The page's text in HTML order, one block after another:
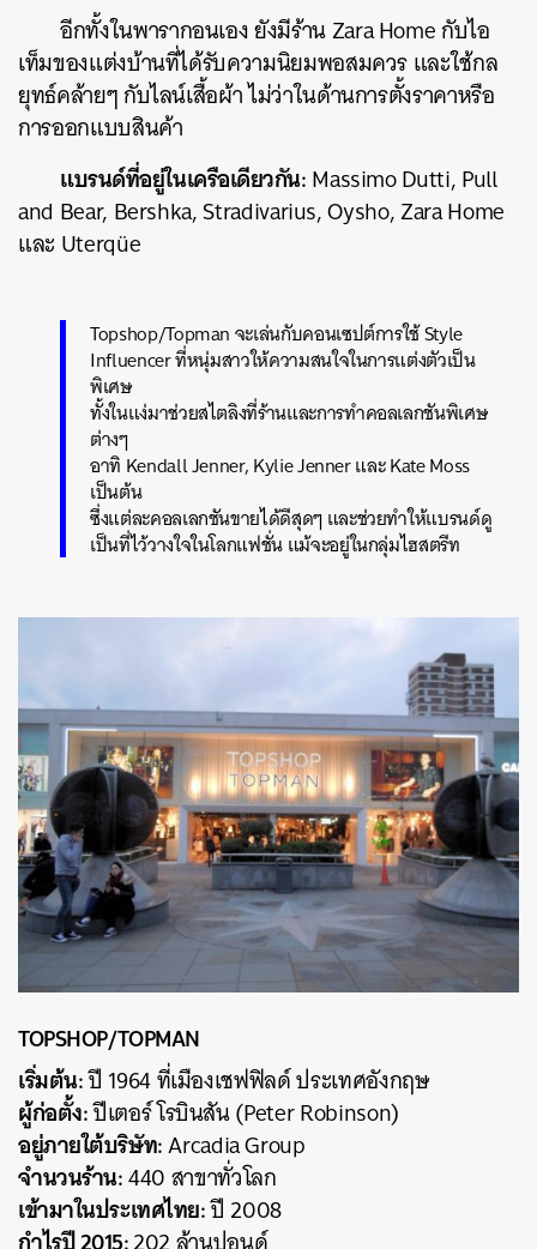
อีกทั้งในพารากอนเอง ยังมีร้าน Zara Home กับไอ
เท็มของแต่งบ้านที่ได้รับความนิยมพอสมควร และใช้กล
ยุทธ์คล้ายๆ กับไลน์เสื้อผ้า ไม่ว่าในด้านการตั้งราคาหรือ
การออกแบบสินค้า
แบรนด์ที่อยู่ในเครือเดียวกัน:Massimo Dutti, Pull
and Bear, Bershka, Stradivarius, Oysho, Zara Home
และ Uterqüe
Topshop/Topman จะเล่นกับคอนเซปต์การใช้ Style
Influencer ที่หนุ่มสาวให้ความสนใจในการแต่งตัวเป็น
พิเศษ
ทั้งในแง่มาช่วยสไตลิงที่ร้านและการทำคอลเลกชันพิเศษ
ต่างๆ
อาทิ Kendall Jenner, Kylie Jenner และ Kate Moss
เป็นต้น
ซึ่งแต่ละคอลเลกชันขายได้ดีสุดๆ และช่วยทำให้แบรนด์ดู
เป็นที่ไว้วางใจในโลกแฟชั่น แม้จะอยู่ในกลุ่มไฮสตรีท
TOPSHOP/TOPMAN
เริ่มต้น:ปี 1964 ที่เมืองเชฟฟิลด์ ประเทศอังกฤษ
ผู้ก่อตั้ง:ปีเตอร์ โรบินสัน (Peter Robinson)
อยู่ภายใต้บริษัท:Arcadia Group
จำนวนร้าน:440 สาขาทั่วโลก
เข้ามาในประเทศไทย:ปี 2008